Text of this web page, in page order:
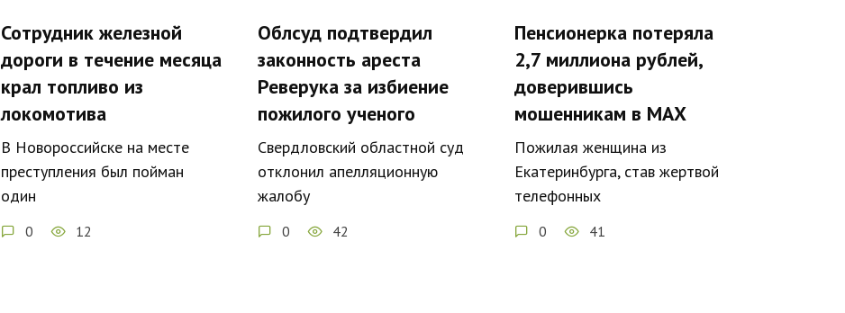
Сотрудник железной
дороги в течение месяца
крал топливо из
локомотива
В Новороссийске на месте
преступления был пойман
один
0 12
Облсуд подтвердил
законность ареста
Реверука за избиение
пожилого ученого
Свердловский областной суд
отклонил апелляционную
жалобу
0 42
Пенсионерка потеряла
2,7 миллиона рублей,
доверившись
мошенникам в МАХ
Пожилая женщина из
Екатеринбурга, став жертвой
телефонных
0 41